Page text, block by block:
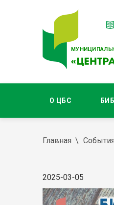
О ЦБС
Главная События
2025-03-05